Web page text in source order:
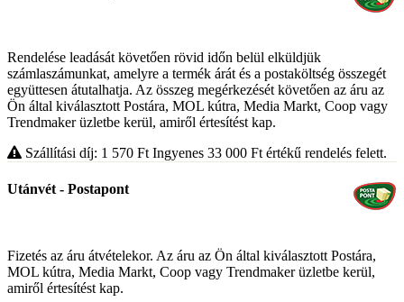
Rendelése leadását követően rövid időn belül elküldjük
számlaszámunkat, amelyre a termék árát és a postaköltség összegét
együttesen átutalhatja. Az összeg megérkezését követően az áru az
Ön által kiválasztott Postára, MOL kútra, Media Markt, Coop vagy
Trendmaker üzletbe kerül, amiről értesítést kap.
Szállítási díj: 1 570 Ft Ingyenes 33 000 Ft értékű rendelés felett.
Utánvét - Postapont
Fizetés az áru átvételekor. Az áru az Ön által kiválasztott Postára,
MOL kútra, Media Markt, Coop vagy Trendmaker üzletbe kerül,
amiről értesítést kap.